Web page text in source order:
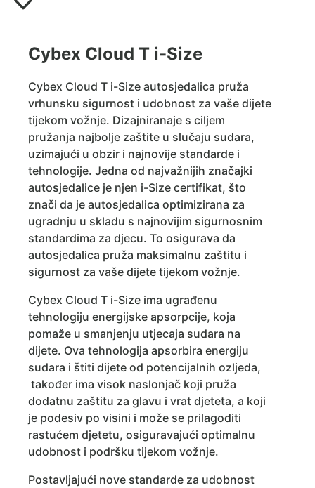
Cybex Cloud T i-Size
Cybex Cloud T i-Size autosjedalica pruža
vrhunsku sigurnost i udobnost za vaše dijete
tijekom vožnje. Dizajniranaje s ciljem
pružanja najbolje zaštite u slučaju sudara,
uzimajući u obzir i najnovije standarde i
tehnologije. Jedna od najvažnijih značajki
autosjedalice je njen i-Size certifikat, što
znači da je autosjedalica optimizirana za
ugradnju u skladu s najnovijim sigurnosnim
standardima za djecu. To osigurava da
autosjedalica pruža maksimalnu zaštitu i
sigurnost za vaše dijete tijekom vožnje.
Cybex Cloud T i-Size ima ugrađenu
tehnologiju energijske apsorpcije, koja
pomaže u smanjenju utjecaja sudara na
dijete. Ova tehnologija apsorbira energiju
sudara i štiti dijete od potencijalnih ozljeda,
također ima visok naslonjač koji pruža
dodatnu zaštitu za glavu i vrat djeteta, a koji
je podesiv po visini i može se prilagoditi
rastućem djetetu, osiguravajući optimalnu
udobnost i podršku tijekom vožnje.
Postavljajući nove standarde za udobnost